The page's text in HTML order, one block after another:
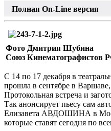
Полная On-Line версия
Фото Дмитрия Шубина
Союз Кинематографистов
С 14 по 17 декабря в
прошла в сентябре в
Протокольная встреча и
Так анонсирует пьесу сам
Елизавета АВДОШИНА в
которые ставят сегодня по